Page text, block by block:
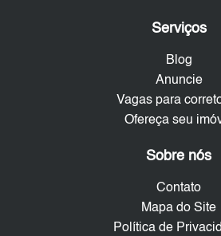
Serviços
Blog
Anuncie
Vagas para
Ofereça seu
Sobre nós
Contato
Mapa do Site
Política de